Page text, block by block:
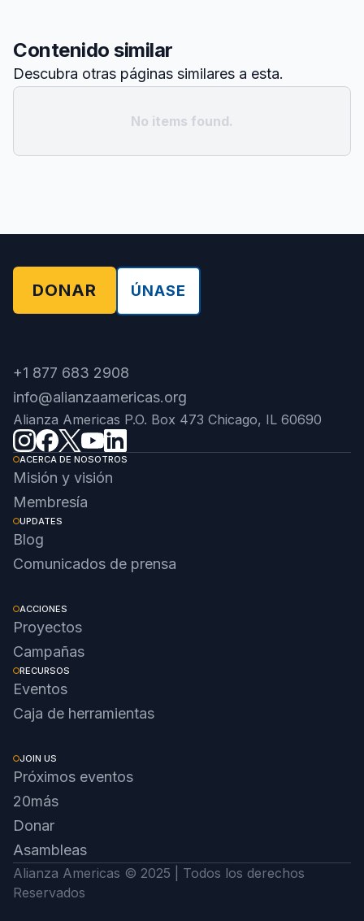
Contenido similar
Descubra otras páginas similares a esta.
No items found.
DONAR ÚNASE
+1 877 683 2908
info@alianzaamericas.org
Alianza Americas P.O. Box 473 Chicago, IL 60690
ACERCA DE NOSOTROS
Misión y visión
Membresía
UPDATES
Blog
Comunicados de prensa
ACCIONES
Proyectos
Campañas
RECURSOS
Eventos
Caja de herramientas
JOIN US
Próximos eventos
20más
Donar
Asambleas
Alianza Americas © 2025 | Todos los derechos
Reservados